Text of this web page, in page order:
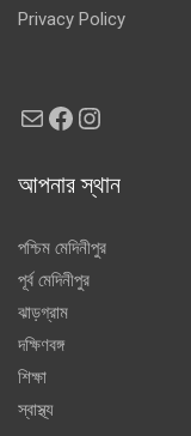
Privacy Policy
MailFacebook
Instagram
আপনার স্থান
পশ্চিম মেদিনীপুর
পূর্ব মেদিনীপুর
ঝাড়গ্রাম
দক্ষিণবঙ্গ
শিক্ষা
স্বাস্থ্য